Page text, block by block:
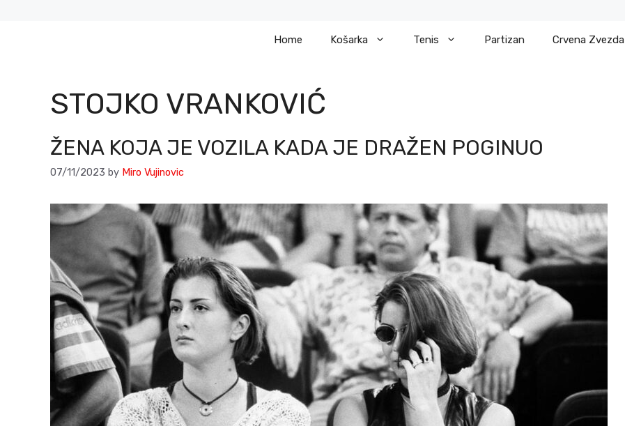
Home Košarka Tenis Partizan Crvena Zvezda
STOJKO VRANKOVIĆ
ŽENA KOJA JE VOZILA KADA JE DRAŽEN POGINUO
07/11/2023 by Miro Vujinovic